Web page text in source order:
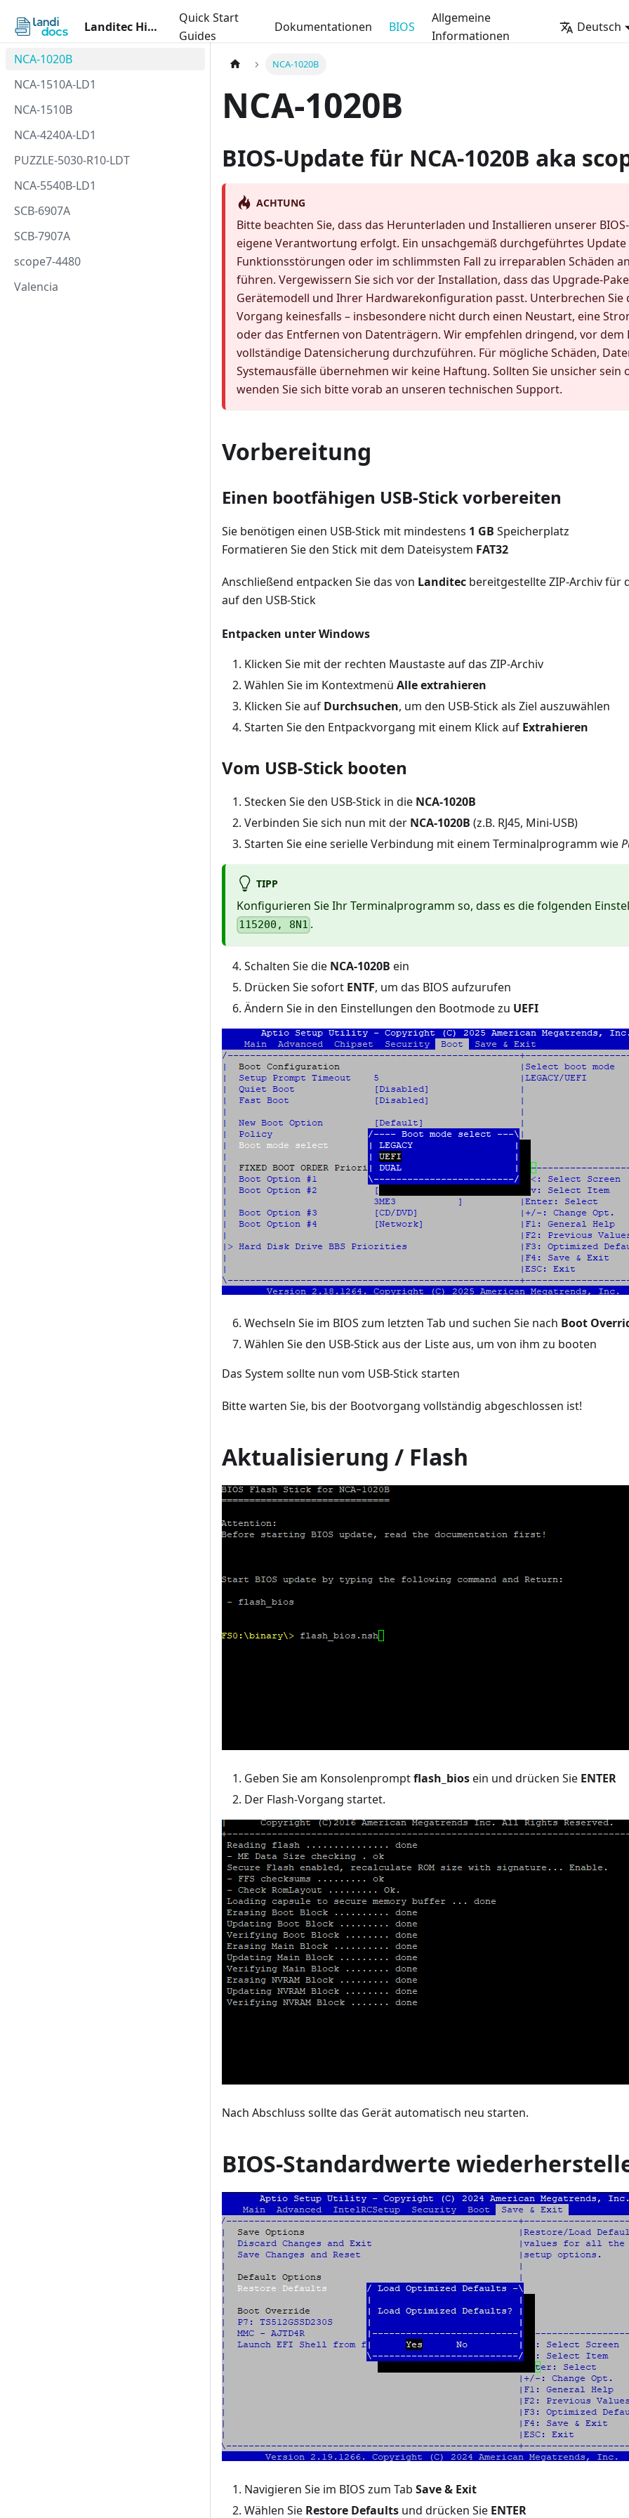
Landitec Hilfecenter
Quick Start
Guides
Dokumentationen BIOS
Allgemeine
Informationen
Deutsch
NCA-1020B
NCA-1510A-LD1
NCA-1510B
NCA-4240A-LD1
PUZZLE-5030-R10-LDT
NCA-5540B-LD1
SCB-6907A
SCB-7907A
scope7-4480
Valencia
NCA-1020B
NCA-1020B
BIOS-Update für NCA-1020B aka
ACHTUNG
Bitte beachten Sie, dass das Herunterladen und Installieren unserer
eigene Verantwortung erfolgt. Ein unsachgemäß durchgeführtes Update
Funktionsstörungen oder im schlimmsten Fall zu irreparablen Schäden
führen. Vergewissern Sie sich vor der Installation, dass das Upgrade-
Gerätemodell und Ihrer Hardwarekonfiguration passt. Unterbrechen Sie
Vorgang keinesfalls – insbesondere nicht durch einen Neustart, eine
oder das Entfernen von Datenträgern. Wir empfehlen dringend, vor dem
vollständige Datensicherung durchzuführen. Für mögliche Schäden,
Systemausfälle übernehmen wir keine Haftung. Sollten Sie unsicher sein
wenden Sie sich bitte vorab an unseren technischen Support.
Vorbereitung
Einen bootfähigen USB-Stick vorbereiten
Sie benötigen einen USB-Stick mit mindestens 1 GB Speicherplatz
Formatieren Sie den Stick mit dem Dateisystem FAT32
Anschließend entpacken Sie das von Landitec bereitgestellte ZIP-Archiv für
auf den USB-Stick
Entpacken unter Windows
Klicken Sie mit der rechten Maustaste auf das ZIP-Archiv
Wählen Sie im Kontextmenü Alle extrahieren
Klicken Sie auf Durchsuchen, um den USB-Stick als Ziel auszuwählen
Starten Sie den Entpackvorgang mit einem Klick auf Extrahieren
Vom USB-Stick booten
Stecken Sie den USB-Stick in die NCA-1020B
Verbinden Sie sich nun mit der NCA-1020B (z.B. RJ45, Mini-USB)
Starten Sie eine serielle Verbindung mit einem Terminalprogramm wie
TIPP
Konfigurieren Sie Ihr Terminalprogramm so, dass es die folgenden
115200, 8N1 .
Schalten Sie die NCA-1020B ein
Drücken Sie sofort ENTF, um das BIOS aufzurufen
Ändern Sie in den Einstellungen den Bootmode zu UEFI
Wechseln Sie im BIOS zum letzten Tab und suchen Sie nach Boot
Wählen Sie den USB-Stick aus der Liste aus, um von ihm zu booten
Das System sollte nun vom USB-Stick starten
Bitte warten Sie, bis der Bootvorgang vollständig abgeschlossen ist!
Aktualisierung / Flash
Geben Sie am Konsolenpromptflash_biosein und drücken Sie ENTER
Der Flash-Vorgang startet.
Nach Abschluss sollte das Gerät automatisch neu starten.
BIOS-Standardwerte
Navigieren Sie im BIOS zum Tab Save & Exit
Wählen Sie Restore Defaults und drücken Sie ENTER